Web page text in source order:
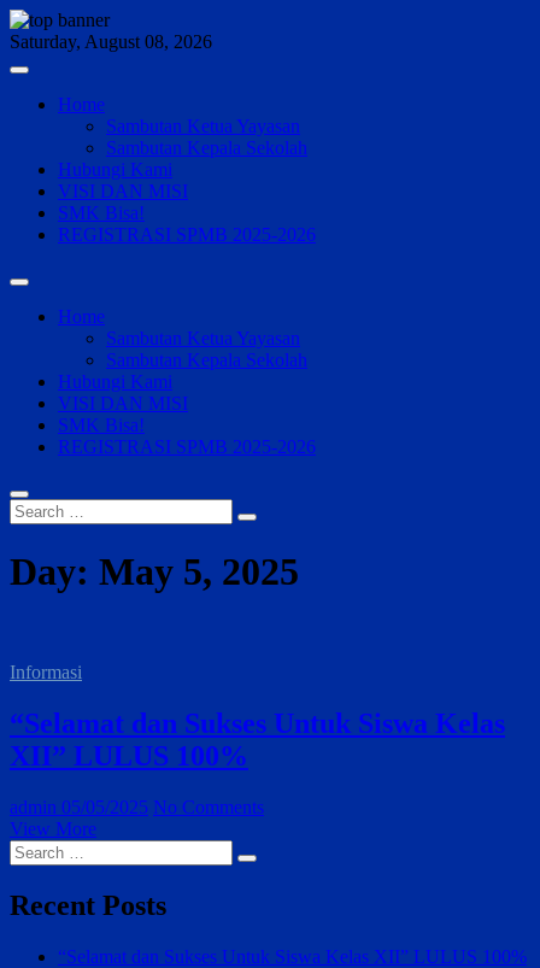
Skip
to
content
Saturday, August 08, 2026
Home
Sambutan Ketua Yayasan
Sambutan Kepala Sekolah
Hubungi Kami
VISI DAN MISI
SMK Bisa!
REGISTRASI SPMB 2025-2026
Home
Sambutan Ketua Yayasan
Sambutan Kepala Sekolah
Hubungi Kami
VISI DAN MISI
SMK Bisa!
REGISTRASI SPMB 2025-2026
Search
…
Day: May 5, 2025
Informasi
“Selamat dan Sukses Untuk Siswa Kelas
XII” LULUS 100%
admin 05/05/2025 No Comments
View More“Selamat
Sukses
Untuk
Siswa
XII”
Search
…
Recent Posts
“Selamat dan Sukses Untuk Siswa Kelas XII” LULUS 100%